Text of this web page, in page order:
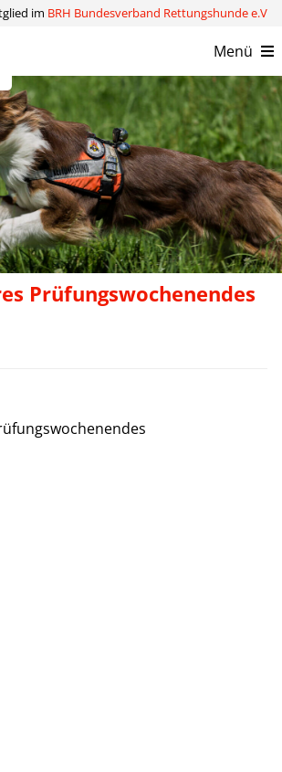
im BRH Bundesverband Rettungshunde e.V
Menü
Verein
Kompetenzen
Aktuelles
Kontakt
Prüfungswochenendes